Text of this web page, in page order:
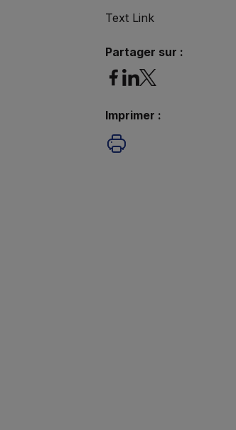
Text Link
Partager sur :
Imprimer :